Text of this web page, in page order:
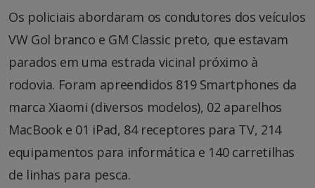
Os policiais abordaram os condutores dos veículos
VW Gol branco e GM Classic preto, que estavam
parados em uma estrada vicinal próximo à
rodovia. Foram apreendidos 819 Smartphones da
marca Xiaomi (diversos modelos), 02 aparelhos
MacBook e 01 iPad, 84 receptores para TV, 214
equipamentos para informática e 140 carretilhas
de linhas para pesca.